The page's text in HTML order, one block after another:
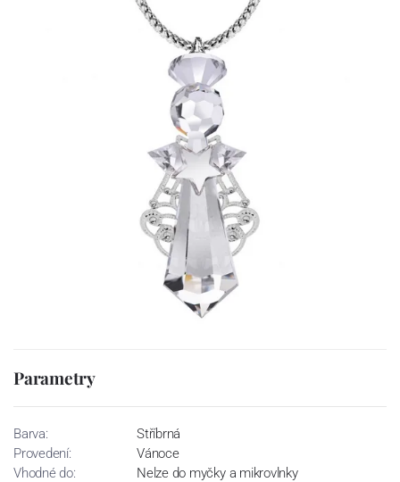
Parametry
Barva:
Stříbrná
Provedení:
Vánoce
Vhodné do:
Nelze do myčky a mikrovlnky